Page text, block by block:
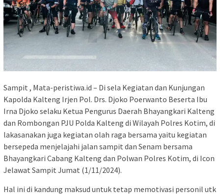
Sampit , Mata-peristiwa.id – Di sela Kegiatan dan Kunjungan
Kapolda Kalteng Irjen Pol. Drs. Djoko Poerwanto Beserta Ibu
Irna Djoko selaku Ketua Pengurus Daerah Bhayangkari Kalteng
dan Rombongan PJU Polda Kalteng di Wilayah Polres Kotim, di
lakasanakan juga kegiatan olah raga bersama yaitu kegiatan
bersepeda menjelajahi jalan sampit dan Senam bersama
Bhayangkari Cabang Kalteng dan Polwan Polres Kotim, di Icon
Jelawat Sampit Jumat (1/11/2024).
Hal ini di kandung maksud untuk tetap memotivasi personil utk